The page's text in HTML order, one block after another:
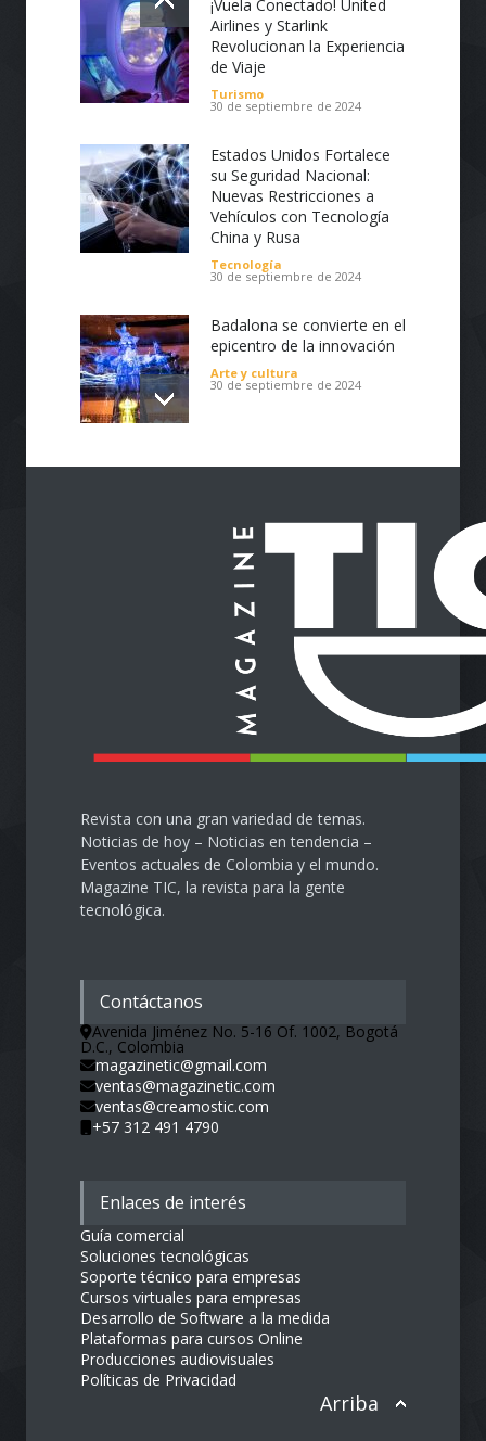
Nuestros diseños están pensados para
adaptarse y satisfacer las necesidades de
nuestros clientes de forma original, cómoda
y versátil, garantizando estándares de
excelente calidad.
¡Vuela Conectado! United
Airlines y Starlink
Revolucionan la Experiencia
de Viaje
Turismo
30 de septiembre de 2024
Estados Unidos Fortalece
su Seguridad Nacional:
Nuevas Restricciones a
Vehículos con Tecnología
China y Rusa
Tecnología
30 de septiembre de 2024
Badalona se convierte en el
epicentro de la innovación
Arte y cultura
30 de septiembre de 2024
Impulsa tu Negocio con
llega al Cesar
Emprendimiento
28 de septiembre de 2024
Protegiendo nuestra visión
en la era digital
Salud 28 de septiembre de 2024
Revista con una gran variedad de temas.
Noticias de hoy – Noticias en tendencia –
Eventos actuales de Colombia y el mundo.
Magazine TIC, la revista para la gente
tecnológica.
Contáctanos
Avenida Jiménez No. 5-16 Of. 1002, Bogotá
D.C., Colombia
magazinetic@gmail.com
ventas@magazinetic.com
ventas@creamostic.com
+57 312 491 4790
Enlaces de interés
Guía comercial
Soluciones tecnológicas
Soporte técnico para empresas
Cursos virtuales para empresas
Desarrollo de Software a la medida
Plataformas para cursos Online
Producciones audiovisuales
Políticas de Privacidad
Arriba